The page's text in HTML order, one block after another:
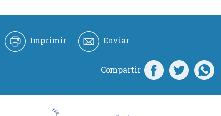
Imprimir Enviar
Compartir